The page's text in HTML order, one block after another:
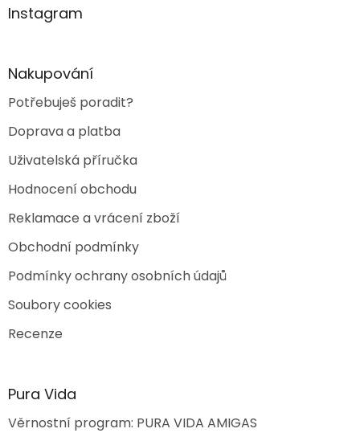
aInstagram
Nakupování
Potřebuješ poradit?
Doprava a platba
Uživatelská příručka
Hodnocení obchodu
Reklamace a vrácení zboží
Obchodní podmínky
Podmínky ochrany osobních údajů
Soubory cookies
Recenze
Pura Vida
Věrnostní program: PURA VIDA AMIGAS